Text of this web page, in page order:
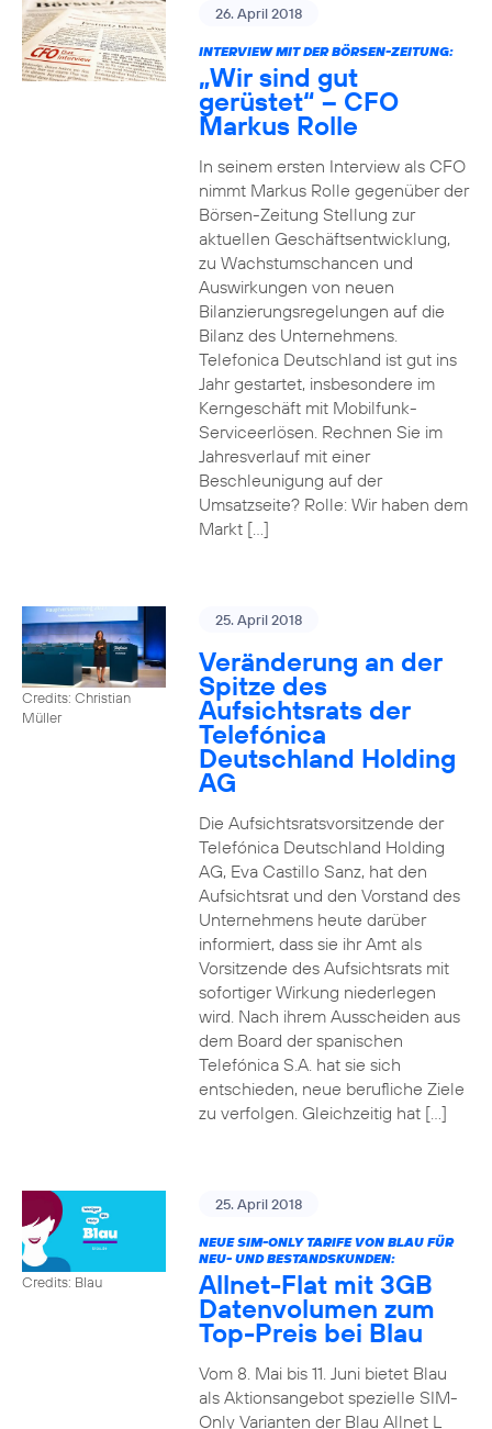
26. April 2018
INTERVIEW MIT DER BÖRSEN-ZEITUNG:
„Wir sind gut
gerüstet“ – CFO
Markus Rolle
In seinem ersten Interview als CFO
nimmt Markus Rolle gegenüber der
Börsen-Zeitung Stellung zur
aktuellen Geschäftsentwicklung,
zu Wachstumschancen und
Auswirkungen von neuen
Bilanzierungsregelungen auf die
Bilanz des Unternehmens.
Telefonica Deutschland ist gut ins
Jahr gestartet, insbesondere im
Kerngeschäft mit Mobilfunk-
Serviceerlösen. Rechnen Sie im
Jahresverlauf mit einer
Beschleunigung auf der
Umsatzseite? Rolle: Wir haben dem
Markt […]
Credits: Christian
Müller
25. April 2018
Veränderung an der
Spitze des
Aufsichtsrats der
Telefónica
Deutschland Holding
AG
Die Aufsichtsratsvorsitzende der
Telefónica Deutschland Holding
AG, Eva Castillo Sanz, hat den
Aufsichtsrat und den Vorstand des
Unternehmens heute darüber
informiert, dass sie ihr Amt als
Vorsitzende des Aufsichtsrats mit
sofortiger Wirkung niederlegen
wird. Nach ihrem Ausscheiden aus
dem Board der spanischen
Telefónica S.A. hat sie sich
entschieden, neue berufliche Ziele
zu verfolgen. Gleichzeitig hat […]
Credits: Blau
25. April 2018
NEUE SIM-ONLY TARIFE VON BLAU FÜR
NEU- UND BESTANDSKUNDEN:
Allnet-Flat mit 3GB
Datenvolumen zum
Top-Preis bei Blau
Vom 8. Mai bis 11. Juni bietet Blau
als Aktionsangebot spezielle SIM-
Only Varianten der Blau Allnet L